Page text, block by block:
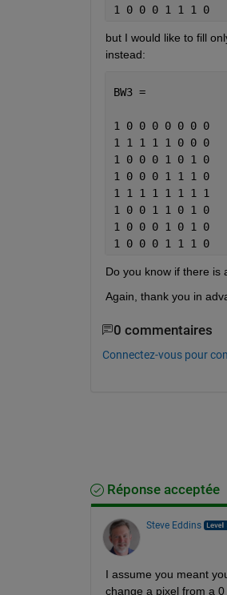
1 0 0 0 1 1 1 0
but I would like to fill
instead:
BW3 =
1 0 0 0 0 0 0 0
1 1 1 1 1 0 0 0
1 0 0 0 1 0 1 0
1 0 0 0 1 1 1 0
1 1 1 1 1 1 1 1
1 0 0 1 1 0 1 0
1 0 0 0 1 0 1 0
1 0 0 0 1 1 1 0
Do you know if there is
Again, thank you in
0 commentaires
Connectez-vous pour
Réponse acceptée
Steve Eddins
I assume you meant
change a pixel from a